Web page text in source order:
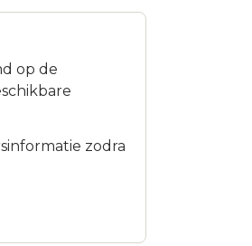
op de
zodra